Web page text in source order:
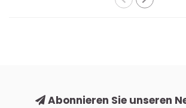
Abonnieren Sie unseren